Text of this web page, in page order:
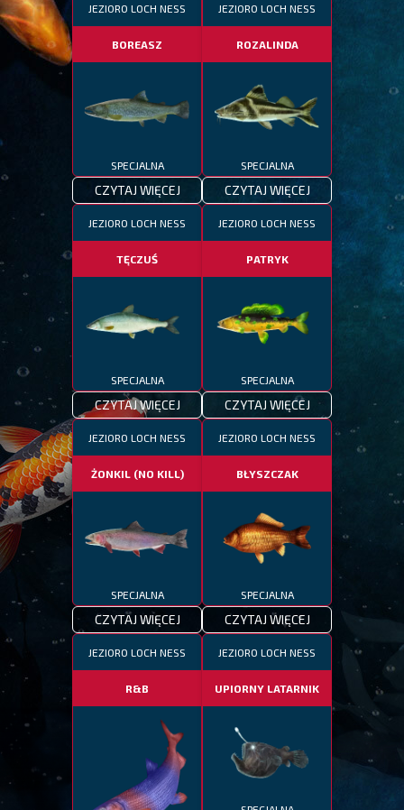
JEZIORO LOCH NESS
BOREASZ
SPECJALNA
CZYTAJ WIĘCEJ
JEZIORO LOCH NESS
ROZALINDA
SPECJALNA
CZYTAJ WIĘCEJ
JEZIORO LOCH NESS
TĘCZUŚ
SPECJALNA
CZYTAJ WIĘCEJ
JEZIORO LOCH NESS
PATRYK
SPECJALNA
CZYTAJ WIĘCEJ
JEZIORO LOCH NESS
ŻONKIL (NO KILL)
SPECJALNA
CZYTAJ WIĘCEJ
JEZIORO LOCH NESS
BŁYSZCZAK
SPECJALNA
CZYTAJ WIĘCEJ
JEZIORO LOCH NESS
R&B
JEZIORO LOCH NESS
UPIORNY LATARNIK